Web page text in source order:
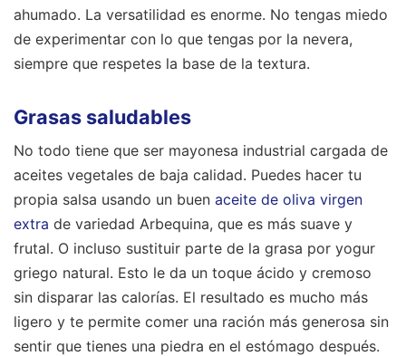
ahumado. La versatilidad es enorme. No tengas miedo
de experimentar con lo que tengas por la nevera,
siempre que respetes la base de la textura.
Grasas saludables
No todo tiene que ser mayonesa industrial cargada de
aceites vegetales de baja calidad. Puedes hacer tu
propia salsa usando un buen aceite de oliva virgen
extra de variedad Arbequina, que es más suave y
frutal. O incluso sustituir parte de la grasa por yogur
griego natural. Esto le da un toque ácido y cremoso
sin disparar las calorías. El resultado es mucho más
ligero y te permite comer una ración más generosa sin
sentir que tienes una piedra en el estómago después.